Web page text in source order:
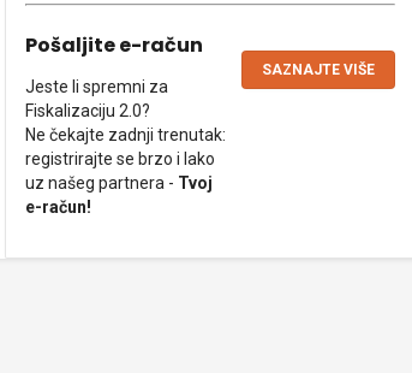
Pošaljite e-račun
Jeste li spremni za
Fiskalizaciju 2.0?
Ne čekajte zadnji trenutak:
registrirajte se brzo i lako
uz našeg partnera - Tvoj
e-račun!
SAZNAJTE VIŠE